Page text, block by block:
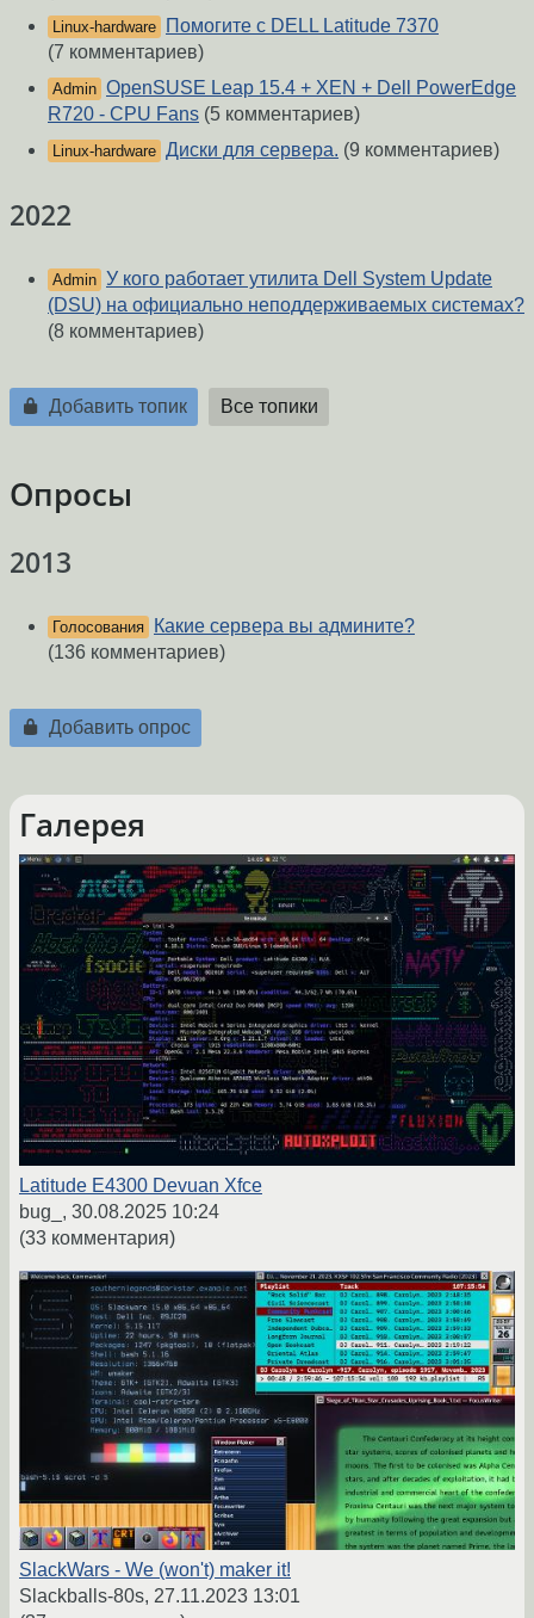
Linux-hardware
Помогите с DELL Latitude 7370
(7 комментариев)
Admin OpenSUSE Leap 15.4 + XEN + Dell PowerEdge
R720 - CPU Fans (5 комментариев)
Linux-hardware Диски для сервера. (9 комментариев)
2022
Admin У кого работает утилита Dell System Update
(DSU) на официально неподдерживаемых системах?
(8 комментариев)
Добавить топик Все топики
Опросы
2013
Голосования
Какие сервера вы админите?
(136 комментариев)
Добавить опрос
Галерея
Latitude E4300 Devuan Xfce
bug_, 30.08.2025 10:24
(33 комментария)
SlackWars - We (won't) maker it!
Slackballs-80s, 27.11.2023 13:01